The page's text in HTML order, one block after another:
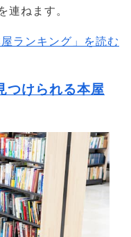
連ねます。
ランキング」を読む
つけられる本屋